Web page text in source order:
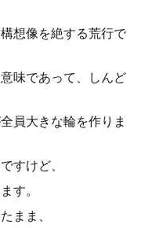
想像を絶する荒行で
味であって、しんど
員大きな輪を作りま
すけど、
す。
まま、